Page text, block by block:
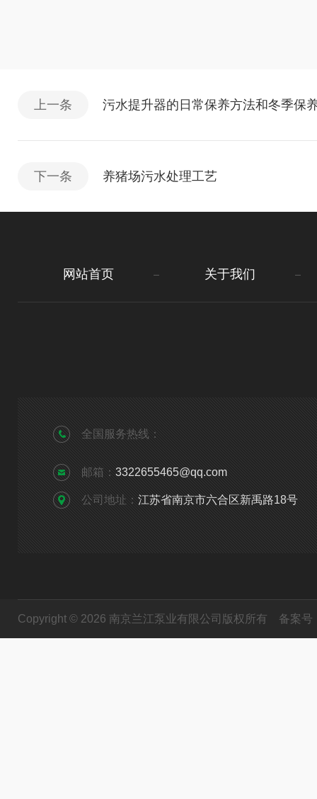
上一条 污水提升器的日常保养方法和冬季保
下一条 养猪场污水处理工艺
网站首页 关于我们
全国服务热线：
邮箱： 3322655465@qq.com
公司地址： 江苏省南京市六合区新禹路18号
Copyright © 2026 南京兰江泵业有限公司版权所有 备案号